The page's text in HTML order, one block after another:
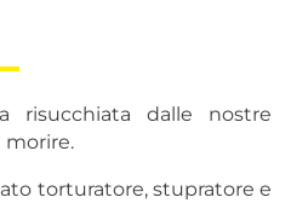
risucchiata dalle nostre
morire.
torturatore, stupratore e